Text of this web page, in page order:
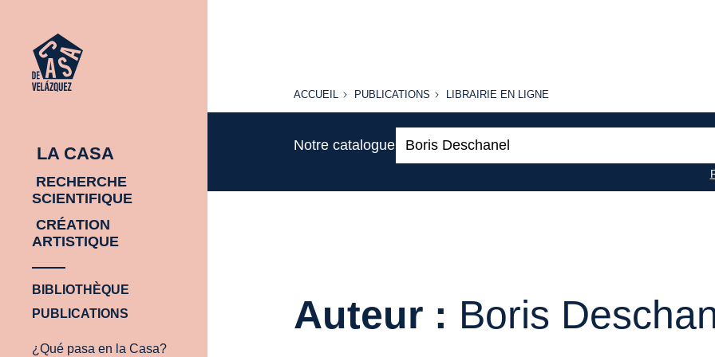
LA CASA
RECHERCHE
SCIENTIFIQUE
CRÉATION
ARTISTIQUE
BIBLIOTHÈQUE
PUBLICATIONS
¿Qué pasa en la Casa?
ACCUEIL
ACCUEIL PUBLICATIONS
PUBLICATIONS
LIBRAIRIE
LIBRAIRIE EN LIGNE
Notre catalogue:
Auteur : Boris